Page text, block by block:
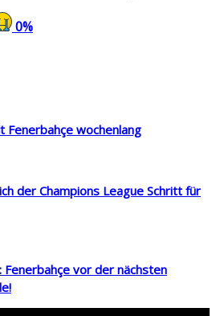
0%
Fenerbahçe wochenlang
der Champions League Schritt für
Fenerbahçe vor der nächsten